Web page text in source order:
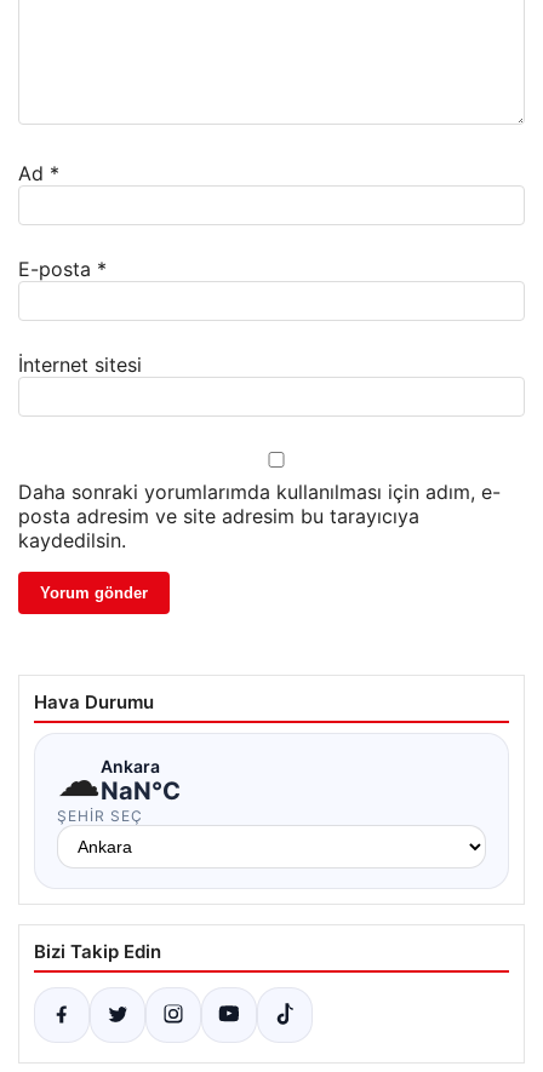
Ad *
E-posta *
İnternet sitesi
Daha sonraki yorumlarımda kullanılması için adım, e-
posta adresim ve site adresim bu tarayıcıya
kaydedilsin.
Hava Durumu
☁Ankara
NaN°C
ŞEHIR SEÇ
Bizi Takip Edin